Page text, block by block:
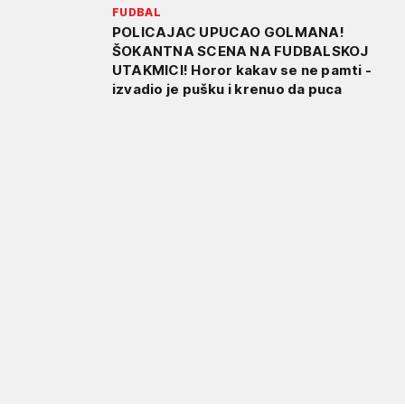
FUDBAL
POLICAJAC UPUCAO GOLMANA!
ŠOKANTNA SCENA NA FUDBALSKOJ
UTAKMICI! Horor kakav se ne pamti -
izvadio je pušku i krenuo da puca